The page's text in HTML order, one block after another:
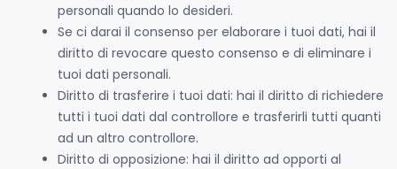
personali quando lo desideri.
Se ci darai il consenso per elaborare i tuoi dati, hai il
diritto di revocare questo consenso e di eliminare i
tuoi dati personali.
Diritto di trasferire i tuoi dati: hai il diritto di richiedere
tutti i tuoi dati dal controllore e trasferirli tutti quanti
ad un altro controllore.
Diritto di opposizione: hai il diritto ad opporti al